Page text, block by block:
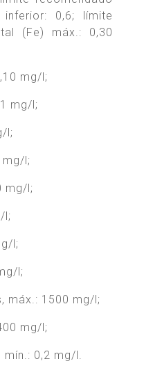
0,6; límite
(Fe) máx.: 0,30
mg/l;
mg/l;
l;
mg/l;
mg/l;
l;
l;
l;
máx.: 1500 mg/l;
mg/l;
0,2 mg/l.